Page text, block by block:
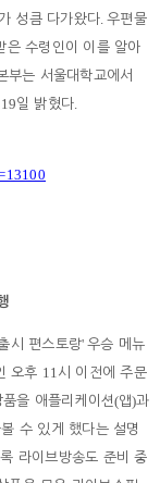
성큼 다가왔다.우편물
은 수령인이 이를 알아
부는 서울대학교에서
19일 밝혔다.
시 편스토랑'우승 메뉴
오후 11시 이전에 주문
을 애플리케이션(앱)과
수 있게 했다는 설명
라이브방송도 준비 중